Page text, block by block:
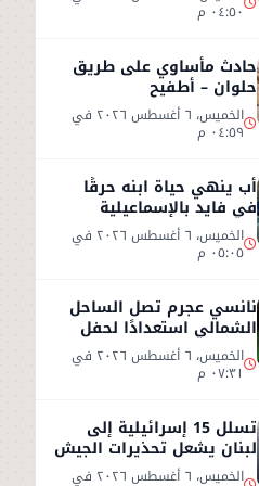
٠٤:٥٠ م
حادث مأساوي على طريق
حلوان – أطفيح
الخميس، ٦ أغسطس ٢٠٢٦ في
٠٤:٥٩ م
أب ينهي حياة ابنه حرقًا
في فايد بالإسماعيلية
الخميس، ٦ أغسطس ٢٠٢٦ في
٠٥:٠٥ م
نانسي عجرم تصل الساحل
الشمالي استعدادًا لحفل
صيفي جديد الخميس، ٦ أغسطس ٢٠٢٦ في
٠٧:٣١ م
تسلل 15 إسرائيلية إلى
لبنان يشعل تحذيرات الجيش
الإسرائيلي الخميس، ٦ أغسطس ٢٠٢٦ في